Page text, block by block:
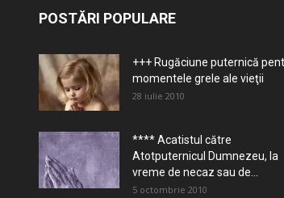
POSTĂRI POPULARE
+++ Rugăciune puternică
momentele grele ale vieţii
28 iulie 2010
**** Acatistul către
Atotputernicul Dumnezeu, la
vreme de necaz sau de...
5 octombrie 2010